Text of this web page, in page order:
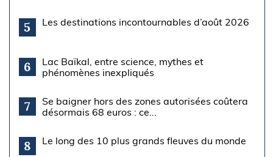
5 Les destinations incontournables d’août 2026
6
Lac Baïkal, entre science, mythes et
phénomènes inexpliqués
7
Se baigner hors des zones autorisées coûtera
désormais 68 euros : ce...
8 Le long des 10 plus grands fleuves du monde